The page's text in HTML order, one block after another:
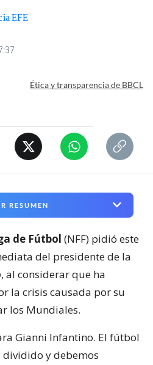
EFE
Ética y transparencia de BBCL
RESUMEN
de Fútbol (NFF) pidió este
del presidente de la
, al considerar que ha
la crisis causada por su
los Mundiales.
Gianni Infantino. El fútbol
y debemos